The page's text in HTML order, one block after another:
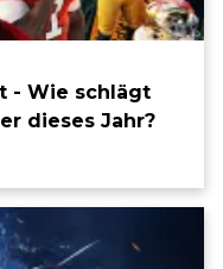
- Wie schlägt
dieses Jahr?